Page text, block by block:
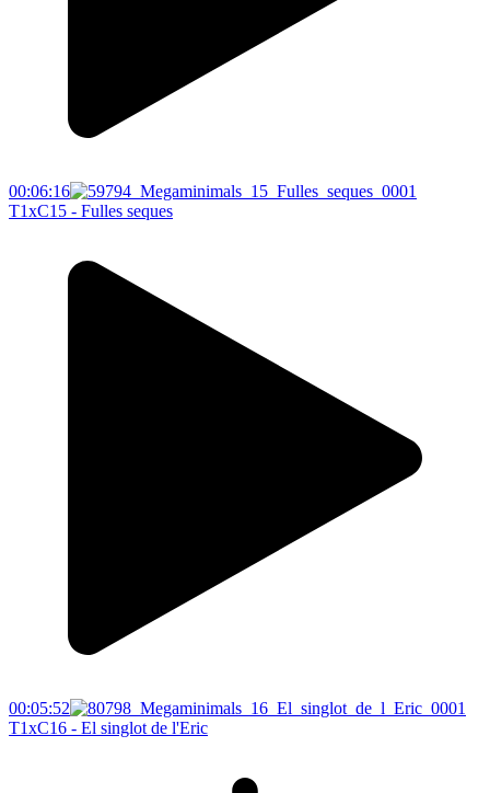
00:06:16
T1xC15 - Fulles seques
00:05:52
T1xC16 - El singlot de l'Eric